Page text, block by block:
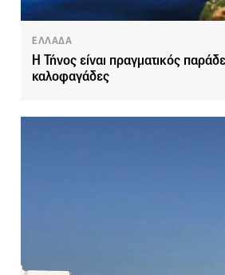
ΕΛΛΑΔΑ
Η Τήνος είναι πραγματικός
καλοφαγάδες